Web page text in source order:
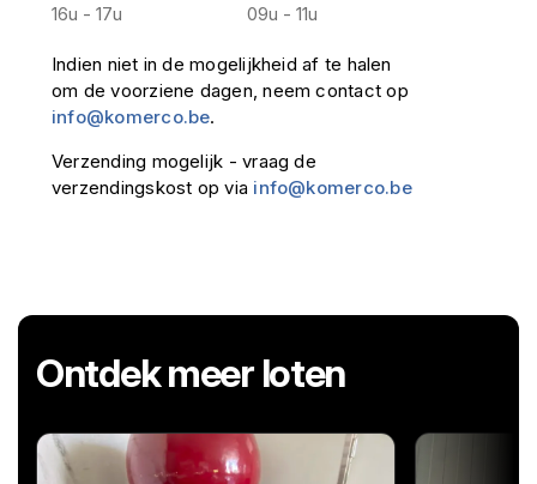
16u - 17u
09u - 11u
Indien niet in de mogelijkheid af te halen
om de voorziene dagen, neem contact op
info@komerco.be.
Verzending mogelijk - vraag de
verzendingskost op via info@komerco.be
Ontdek meer loten